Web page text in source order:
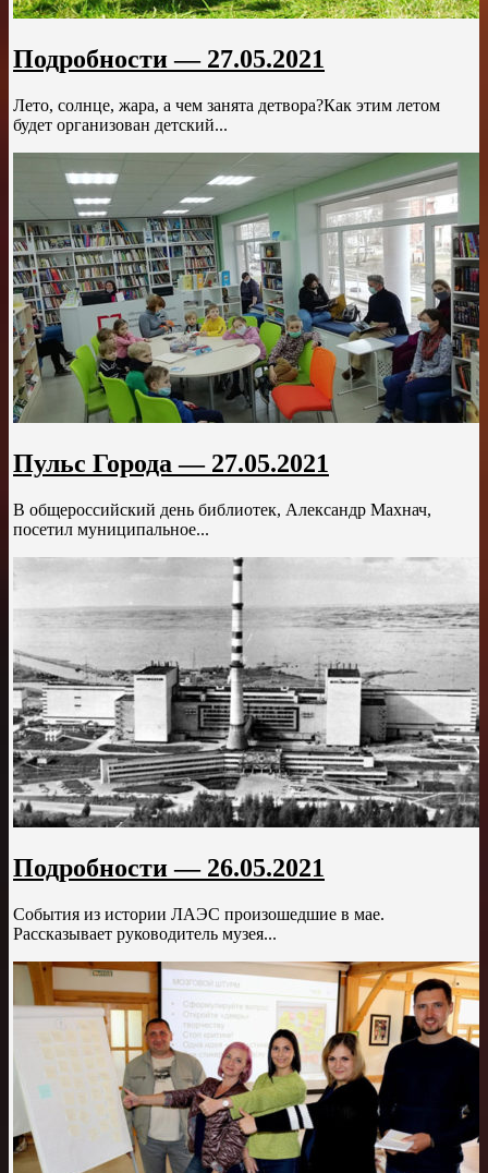
Подробности — 27.05.2021
Лето, солнце, жара, а чем занята детвора?Как этим летом
будет организован детский...
Пульс Города — 27.05.2021
В общероссийский день библиотек, Александр Махнач,
посетил муниципальное...
Подробности — 26.05.2021
События из истории ЛАЭС произошедшие в мае.
Рассказывает руководитель музея...